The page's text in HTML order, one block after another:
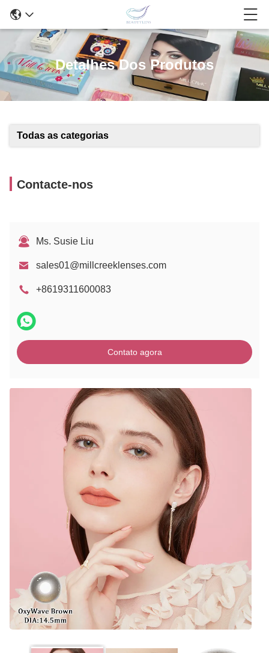
Detalhes Dos Produtos
Todas as categorias
Contacte-nos
Ms. Susie Liu
sales01@millcreeklenses.com
+8619311600083
Contato agora